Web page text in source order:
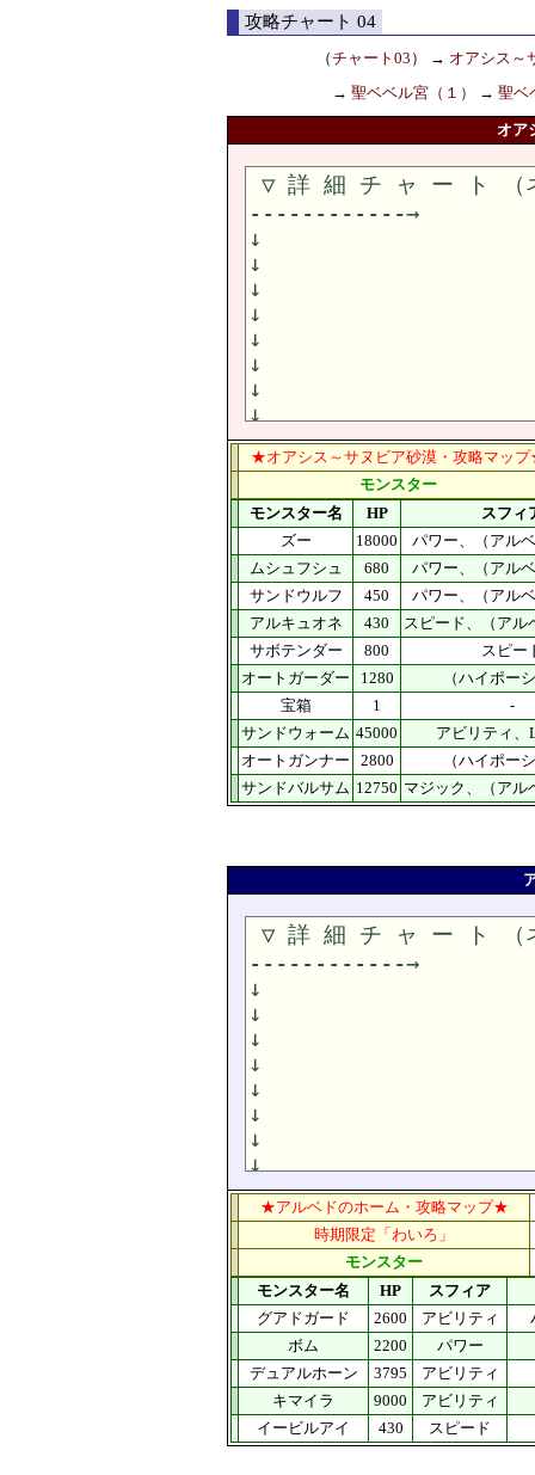
攻略チャート 04
（チャート03 ） → オアシス～
→ 聖ベベル宮（１） → 聖ベ
オア
★オアシス～サヌビア砂漠・攻略マッ
モンスター
モンスター名
HP
スフィ
ズー
18000
パワー、（アル
ムシュフシュ
680
パワー、（アル
サンドウルフ
450
パワー、（アル
アルキュオネ
430
スピード、（アル
サボテンダー
800
スピー
オートガーダー
1280
（ハイポー
宝箱
1
-
サンドウォーム 45000
アビリティ、
オートガンナー
2800
（ハイポー
サンドバルサム 12750 マジック、（アル
★アルベドのホーム・攻略マップ★
時期限定「わいろ」
モンスター
モンスター名
HP
スフィア
グアドガード
2600 アビリティ
ボム
2200
パワー
デュアルホーン
3795
アビリティ
キマイラ
9000
アビリティ
イービルアイ
430 スピード